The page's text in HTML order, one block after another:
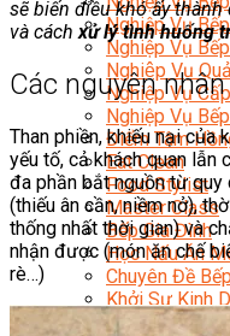
Nghiệp Vụ
Nghiệp Vụ
Nghiệp Vụ
Nghiệp Vụ
Nghiệp Vụ
Điểm Tâm
Eat Clean
Food Stylist
Master Class
Bếp Gia Đình
Học Nấu Ăn
Chuyên Đề
Khởi Sự Kinh
Khởi Sự Kinh
sẽ biến điều khó ấy
và cáchxử lý tình huống
Các nguyên
Than phiền, khiếu nại của
yếu tố, cả khách quan lẫn
đa phần bắt nguồn từ quy
(thiếu ân cần, niềm nở),
thống nhất thời gian) và
nhận được (món ăn chế
rè…)